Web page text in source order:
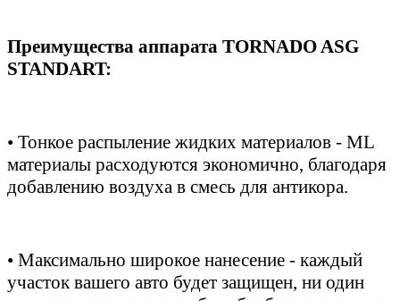
Преимущества аппарата TORNADO ASG
STANDART:
• Тонкое распыление жидких материалов - ML
материалы расходуются экономично, благодаря
добавлению воздуха в смесь для антикора.
• Максимально широкое нанесение - каждый
участок вашего авто будет защищен, ни один